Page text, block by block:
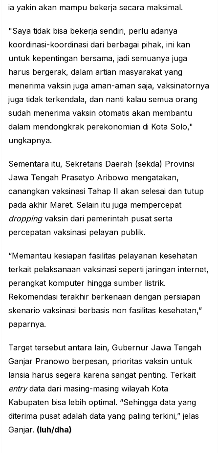
ia yakin akan mampu bekerja secara maksimal.
"Saya tidak bisa bekerja sendiri, perlu adanya
koordinasi-koordinasi dari berbagai pihak, ini kan
untuk kepentingan bersama, jadi semuanya juga
harus bergerak, dalam artian masyarakat yang
menerima vaksin juga aman-aman saja, vaksinatornya
juga tidak terkendala, dan nanti kalau semua orang
sudah menerima vaksin otomatis akan membantu
dalam mendongkrak perekonomian di Kota Solo,"
ungkapnya.
Sementara itu, Sekretaris Daerah (sekda) Provinsi
Jawa Tengah Prasetyo Aribowo mengatakan,
canangkan vaksinasi Tahap II akan selesai dan tutup
pada akhir Maret. Selain itu juga mempercepat
droppingvaksin dari pemerintah pusat serta
percepatan vaksinasi pelayan publik.
“Memantau kesiapan fasilitas pelayanan kesehatan
terkait pelaksanaan vaksinasi seperti jaringan internet,
perangkat komputer hingga sumber listrik.
Rekomendasi terakhir berkenaan dengan persiapan
skenario vaksinasi berbasis non fasilitas kesehatan,”
paparnya.
Target tersebut antara lain, Gubernur Jawa Tengah
Ganjar Pranowo berpesan, prioritas vaksin untuk
lansia harus segera karena sangat penting. Terkait
entrydata dari masing-masing wilayah Kota
Kabupaten bisa lebih optimal. “Sehingga data yang
diterima pusat adalah data yang paling terkini,” jelas
Ganjar. (luh/dha)